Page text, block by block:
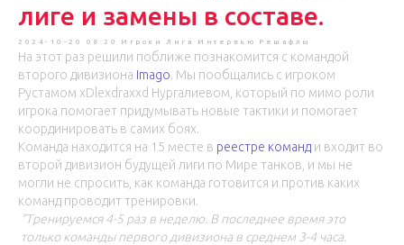
лиге и замены в составе.
2024-10-20 08:20 Игроки Лига Интервью Решафлы
На этот раз решили поближе познакомится с командой
второго дивизиона Imago. Мы пообщались с игроком
Рустамом xDlexdraxxd Нургалиевом, который по мимо роли
игрока помогает придумывать новые тактики и помогает
координировать в самих боях.
Команда находится на 15 месте в реестре команд и входит во
второй дивизион будущей лиги по Мире танков, и мы не
могли не спросить, как команда готовится и против каких
команд проводит тренировки.
"Тренируемся 4-5 раз в неделю. В последнее время это
только команды первого дивизиона в среднем 3-4 часа.